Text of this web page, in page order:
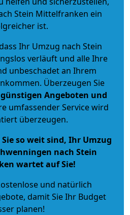
Stein Mittelfranken ein
ist.
Ihr Umzug nach Stein
verläuft und alle Ihre
unbeschadet an Ihrem
Überzeugen Sie
günstigen Angeboten und
umfassender Service wird
überzeugen.
so weit sind, Ihr Umzug
nach Stein
wartet auf Sie!
und natürlich
, damit Sie Ihr Budget
planen!